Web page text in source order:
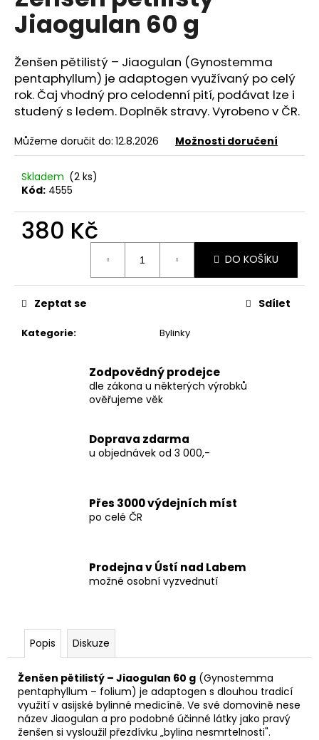
0,0
z
hvězdiček.
Jiaogulan 60 g
Ženšen pětilistý – Jiaogulan (Gynostemma
pentaphyllum) je adaptogen využívaný po celý
rok. Čaj vhodný pro celodenní pití, podávat lze i
studený s ledem. Doplněk stravy. Vyrobeno v ČR.
Můžeme doručit do: 12.8.2026 Možnosti doručení
Skladem (2 ks)
Kód: 4555
380 Kč
DO KOŠÍKU
Kategorie: Bylinky
Zeptat se Sdílet
Zodpovědný prodejce
dle zákona u některých výrobků
ověřujeme věk
Doprava zdarma
u objednávek od 3 000,-
Přes 3000 výdejních míst
po celé ČR
Prodejna v Ústí nad Labem
možné osobní vyzvednutí
Popis Diskuze
Ženšen pětilistý – Jiaogulan 60 g (Gynostemma
pentaphyllum – folium) je adaptogen s dlouhou tradicí
využití v asijské bylinné medicíně. Ve své domovině nese
název Jiaogulan a pro podobné účinné látky jako pravý
ženšen si vysloužil přezdívku „bylina nesmrtelnosti".
a
j
í
t
?
D
o
r
u
u